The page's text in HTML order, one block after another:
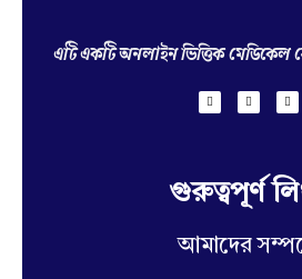
এটি একটি অনলাইন ভিত্তিক
গুরুত্বপূর্ণ
আমাদের